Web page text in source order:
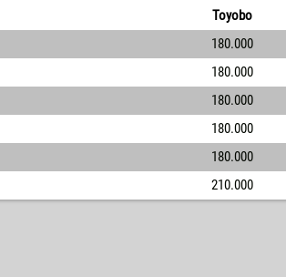
Toyobo
180.000
180.000
180.000
180.000
180.000
210.000